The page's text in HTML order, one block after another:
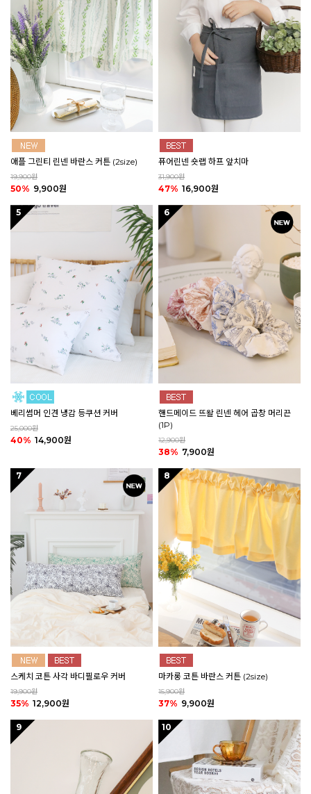
애플 그린티 린넨 바란스 커튼 (2size)
19,900원
50% 9,900원
퓨어린넨 숏랩 하프 앞치마
31,900원
47% 16,900원
5
베리썸머 인견 냉감 등쿠션 커버
25,000원
40% 14,900원
6
핸드메이드 뜨왈 린넨 헤어 곱창 머리끈
(1P)
12,900원
38% 7,900원
7
스케치 코튼 사각 바디필로우 커버
19,900원
35% 12,900원
8
마카롱 코튼 바란스 커튼 (2size)
15,900원
37% 9,900원
9 10